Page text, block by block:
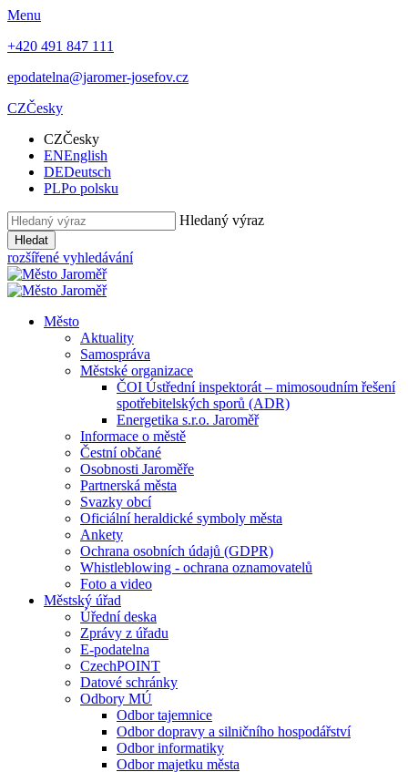
Menu
+420 491 847 111
epodatelna@jaromer-josefov.cz
CZČesky
CZČesky
ENEnglish
DEDeutsch
PLPo polsku
Hledaný výraz
Hledat
rozšířené vyhledávání
Město
Aktuality
Samospráva
Městské organizace
ČOI Ústřední inspektorát – mimosoudním řešení
spotřebitelských sporů (ADR)
Energetika s.r.o. Jaroměř
Informace o městě
Čestní občané
Osobnosti Jaroměře
Partnerská města
Svazky obcí
Oficiální heraldické symboly města
Ankety
Ochrana osobních údajů (GDPR)
Whistleblowing - ochrana oznamovatelů
Foto a video
Městský úřad
Úřední deska
Zprávy z úřadu
E-podatelna
CzechPOINT
Datové schránky
Odbory MÚ
Odbor tajemnice
Odbor dopravy a silničního hospodářství
Odbor informatiky
Odbor majetku města